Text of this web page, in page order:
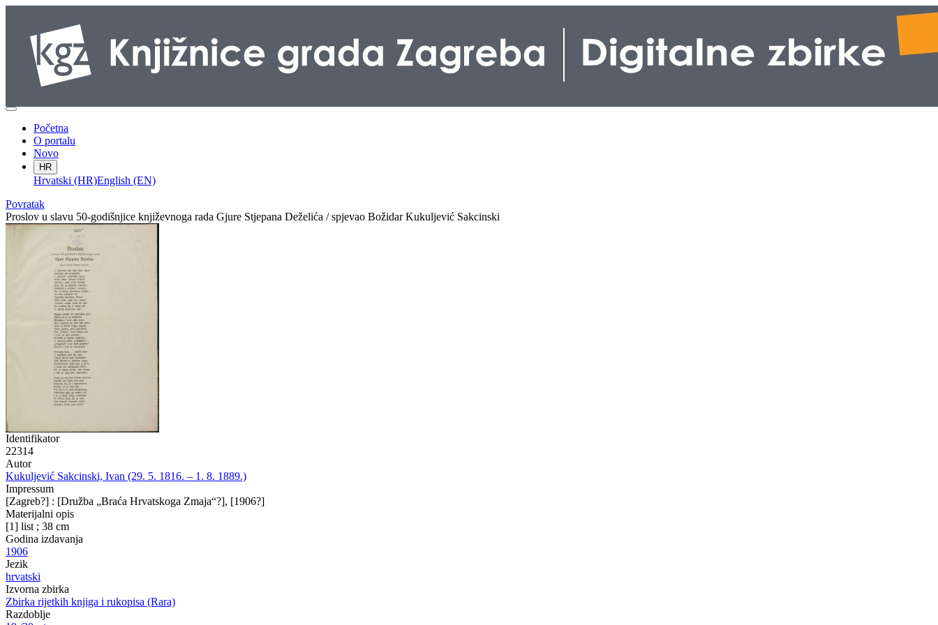
Početna
O portalu
Novo
HR
Hrvatski (HR)English (EN)
Povratak
Proslov u slavu 50-godišnjice književnoga rada Gjure Stjepana Deželića / spjevao Božidar Kukuljević Sakcinski
Identifikator
22314
Autor
Kukuljević Sakcinski, Ivan (29. 5. 1816. – 1. 8. 1889.)
Impressum
[Zagreb?] : [Družba „Braća Hrvatskoga Zmaja“?], [1906?]
Materijalni opis
[1] list ; 38 cm
Godina izdavanja
1906
Jezik
hrvatski
Izvorna zbirka
Zbirka rijetkih knjiga i rukopisa (Rara)
Razdoblje